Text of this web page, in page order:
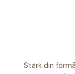
Stärk din